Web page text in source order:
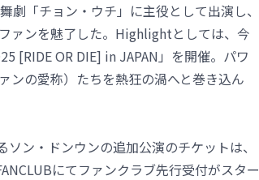
「チョン・ウチ」に主役として出演し、
ァンを魅了した。Highlightとしては、今
[RIDE OR DIE] in JAPAN」を開催。パワ
ンの愛称）たちを熱狂の渦へと巻き込ん
ン・ドンウンの追加公演のチケットは、
にてファンクラブ先行受付がスター